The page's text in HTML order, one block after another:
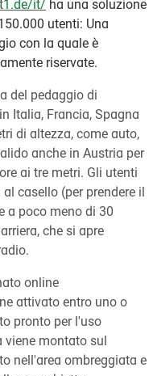
it/ ha una soluzione
utenti: Una
con la quale è
riservate.
del pedaggio di
Italia, Francia, Spagna
di altezza, come auto,
anche in Austria per
ai tre metri. Gli utenti
casello (per prendere il
a poco meno di 30
che si apre
online
attivato entro uno o
pronto per l'uso
montato sul
nell'area ombreggiata e